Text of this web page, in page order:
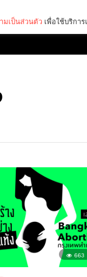
663
มเป็นส่วนตัว เพื่อใช้บริการ